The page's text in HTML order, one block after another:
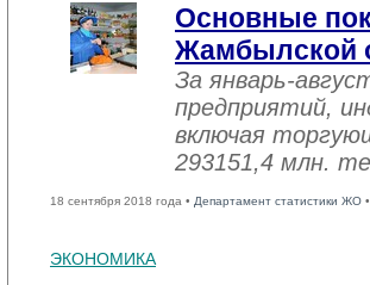
Основные
Жамбылской
За январь-
предприятий,
включая
293151,4 млн.
18 сентября 2018 года • Департамент статистики ЖО
ЭКОНОМИКА